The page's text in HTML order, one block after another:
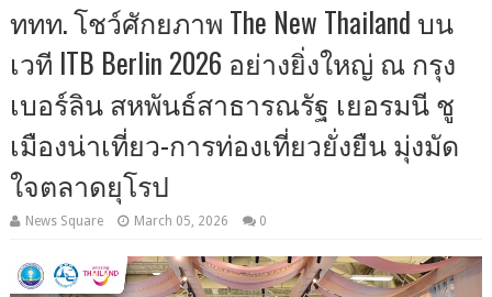
ททท. โชว์ศักยภาพ The New Thailand บน
เวที ITB Berlin 2026 อย่างยิ่งใหญ่ ณ กรุง
เบอร์ลิน สหพันธ์สาธารณรัฐ เยอรมนี ชู
เมืองน่าเที่ยว-การท่องเที่ยวยั่งยืน มุ่งมัด
ใจตลาดยุโรป
News Square March 05, 2026 0